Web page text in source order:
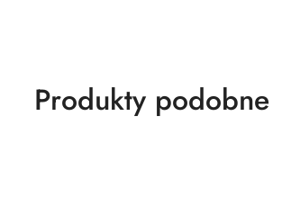
Produkty
Produkty podobne